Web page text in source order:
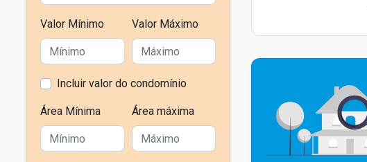
Valor Mínimo Valor Máximo
Incluir valor do condomínio
Área Mínima Área máxima